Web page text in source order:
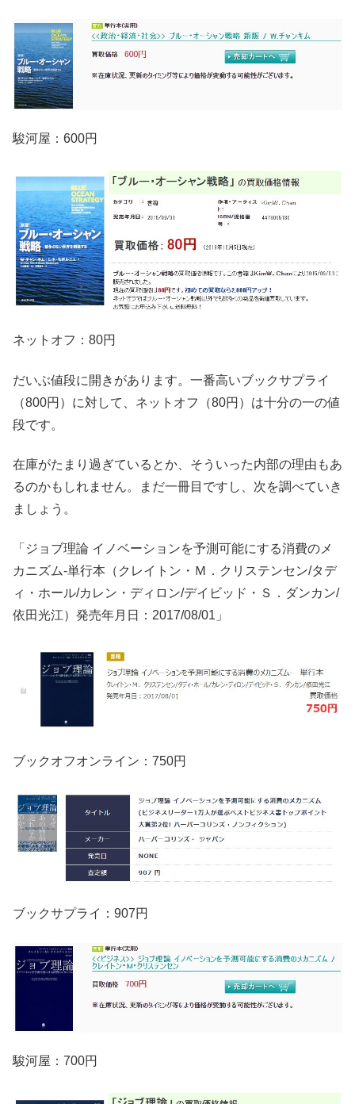
駿河屋：600円
ネットオフ：80円
だいぶ値段に開きがあります。一番高いブックサプライ
（800円）に対して、ネットオフ（80円）は十分の一の値
段です。
在庫がたまり過ぎているとか、そういった内部の理由もあ
るのかもしれません。まだ一冊目ですし、次を調べていき
ましょう。
「ジョブ理論 イノベーションを予測可能にする消費のメ
カニズム-単行本（クレイトン・Ｍ．クリステンセン/タデ
ィ・ホール/カレン・ディロン/デイビッド・Ｓ．ダンカン/
依田光江）発売年月日：2017/08/01」
ブックオフオンライン：750円
ブックサプライ：907円
駿河屋：700円